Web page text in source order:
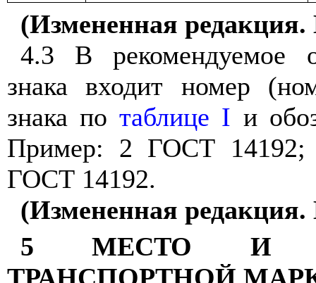
(Измененная
4.3 В рекомендуемое
знака входит номер
знака потаблице I и
Пример: 2 ГОСТ 14192;
ГОСТ 14192.
(Измененная
5 МЕСТО И